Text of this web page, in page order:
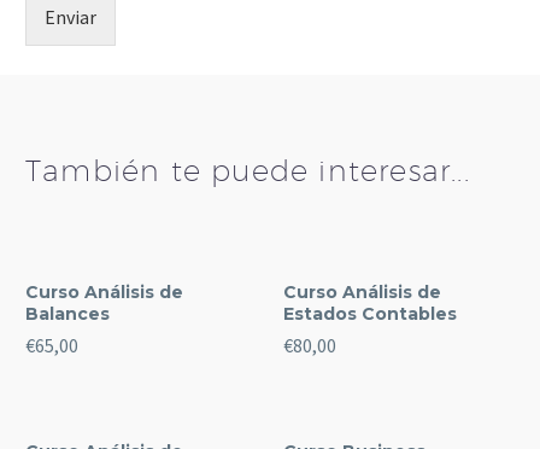
Enviar
También te puede interesar...
Curso Análisis de
Balances
€65,00
Curso Análisis de
Estados Contables
€80,00